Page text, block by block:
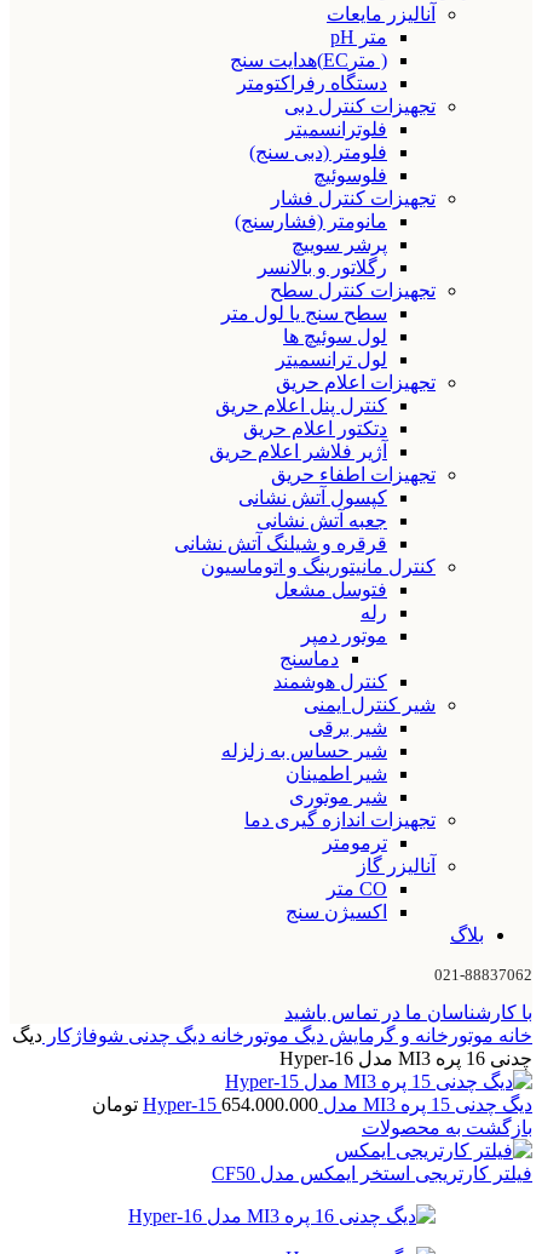
آنالیزر مایعات
متر pH
( مترEC)هدایت سنج
دستگاه رفراکتومتر
تجهیزات کنترل دبی
فلوترانسمیتر
فلومتر (دبی سنج)
فلوسوئیچ
تجهیزات کنترل فشار
مانومتر (فشارسنج)
پرشر سوییچ
رگلاتور و بالانسر
تجهیزات کنترل سطح
سطح سنج یا لول متر
لول سوئیچ ها
لول ترانسمیتر
تجهیزات اعلام حریق
کنترل پنل اعلام حریق
دتکتور اعلام حریق
آژیر فلاشر اعلام حریق
تجهیزات اطفاء حریق
کپسول آتش نشانی
جعبه آتش نشانی
قرقره و شیلنگ آتش نشانی
کنترل مانیتورینگ و اتوماسیون
فتوسل مشعل
رله
موتور دمپر
دماسنج
کنترل هوشمند
شیر کنترل ایمنی
شیر برقی
شیر حساس به زلزله
شیر اطمینان
شیر موتوری
تجهیزات اندازه گیری دما
ترمومتر
آنالیزر گاز
CO متر
اکسیژن سنج
بلاگ
021-88837062
با کارشناسان ما در تماس باشید
خانه موتورخانه و گرمایش دیگ موتورخانه دیگ چدنی شوفاژکار دیگ
چدنی 16 پره MI3 مدل Hyper-16
دیگ چدنی 15 پره MI3 مدل Hyper-15 654.000.000
تومان
بازگشت به محصولات
فیلتر کارتریجی استخر ایمکس مدل CF50